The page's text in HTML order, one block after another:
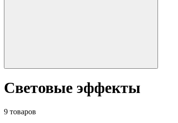
Световые эффекты
9 товаров